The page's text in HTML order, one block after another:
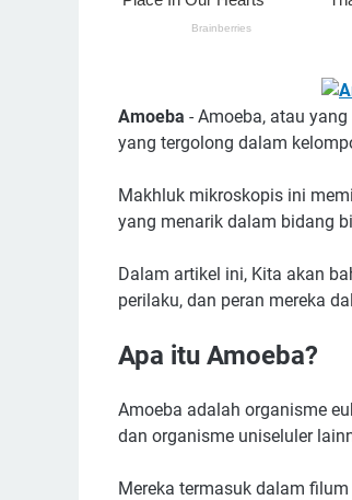
Amoeba - Amoeba, atau
yang tergolong dalam
Makhluk mikroskopis ini
yang menarik dalam bidang
Dalam artikel ini, Kita akan
perilaku, dan peran mereka
Apa itu Amoeba?
Amoeba adalah organisme
dan organisme uniseluler
Mereka termasuk dalam